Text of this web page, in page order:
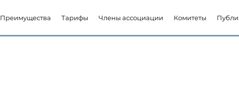
Преимущества Тарифы Члены ассоциации Комитеты